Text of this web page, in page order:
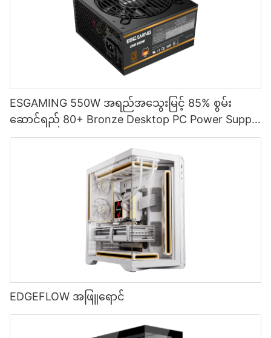
ESGAMING 550W အရည်အသွေးမြင့် 85% စွမ်း
ဆောင်ရည် 80+ Bronze Desktop PC Power Supply
ထောက်ပံ့ရေးပစ္စည်းများ ESB550W
EDGEFLOW အဖြူရောင်